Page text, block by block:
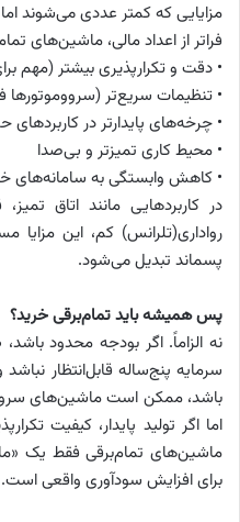
مزایایی که کمتر عددی می‌شوند اما
فراتر از اعداد مالی، ماشین‌های
• دقت و تکرارپذیری بیشتر (مهم
• تنظیمات سریع‌تر (سرووموتورها
• چرخه‌های پایدارتر در
• محیط کاری تمیزتر و بی‌صدا
• کاهش وابستگی به سامانه‌های
در کاربردهایی مانند اتاق
رواداری(تلرانس) کم، این
پسماند تبدیل می‌شود.
پس همیشه باید تمام‌برقی خرید؟
نه الزاماً. اگر بودجه محدود
سرمایه پنج‌ساله قابل‌انتظار
باشد، ممکن است ماشین‌های
اما اگر تولید پایدار، کیفیت
ماشین‌های تمام‌برقی فقط یک
برای افزایش سودآوری واقعی است.